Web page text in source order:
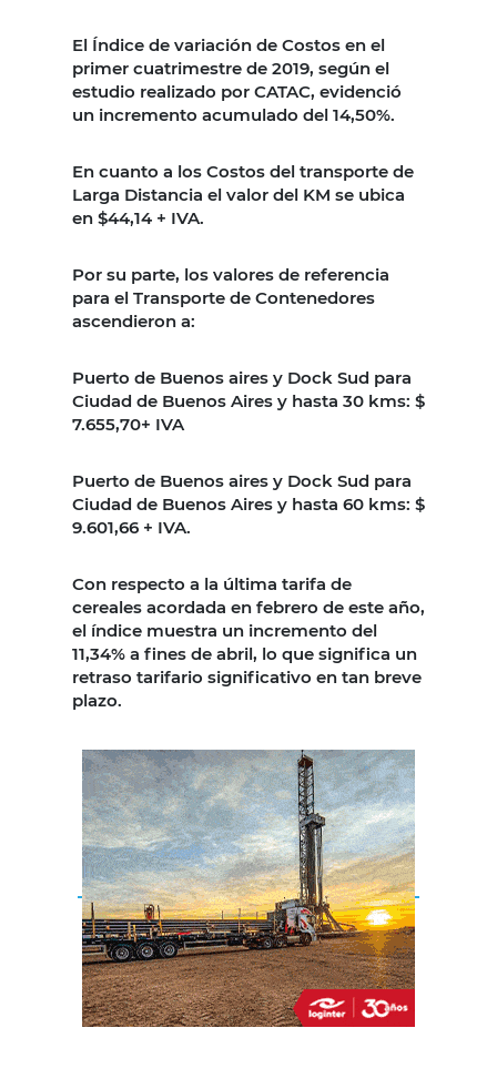
El Índice de variación de Costos en el
primer cuatrimestre de 2019, según el
estudio realizado por CATAC, evidenció
un incremento acumulado del 14,50%.
En cuanto a los Costos del transporte de
Larga Distancia el valor del KM se ubica
en $44,14 + IVA.
Por su parte, los valores de referencia
para el Transporte de Contenedores
ascendieron a:
Puerto de Buenos aires y Dock Sud para
Ciudad de Buenos Aires y hasta 30 kms: $
7.655,70+ IVA
Puerto de Buenos aires y Dock Sud para
Ciudad de Buenos Aires y hasta 60 kms: $
9.601,66 + IVA.
Con respecto a la última tarifa de
cereales acordada en febrero de este año,
el índice muestra un incremento del
11,34% a fines de abril, lo que significa un
retraso tarifario significativo en tan breve
plazo.